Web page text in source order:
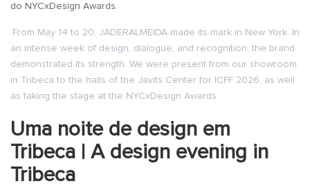
do NYCxDesign Awards.
From May 14 to 20, JADERALMEIDA made its mark in New York. In
an intense week of design, dialogue, and recognition, the brand
demonstrated its strength. We were present from our showroom
in Tribeca to the halls of the Javits Center for ICFF 2026, as well
as taking the stage at the NYCxDesign Awards.
Uma noite de design em
Tribeca | A design evening in
Tribeca